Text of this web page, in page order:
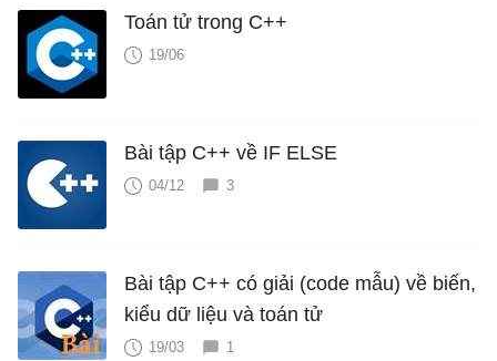
Toán tử trong C++
19/06
Bài tập C++ về IF ELSE
04/12 3
Bài tập C++ có giải (code mẫu) về biến,
kiểu dữ liệu và toán tử
19/03 1